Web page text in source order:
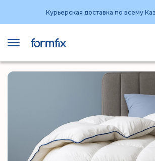
Экспресс-доставка по Алматы
Курьерская доставка по всему